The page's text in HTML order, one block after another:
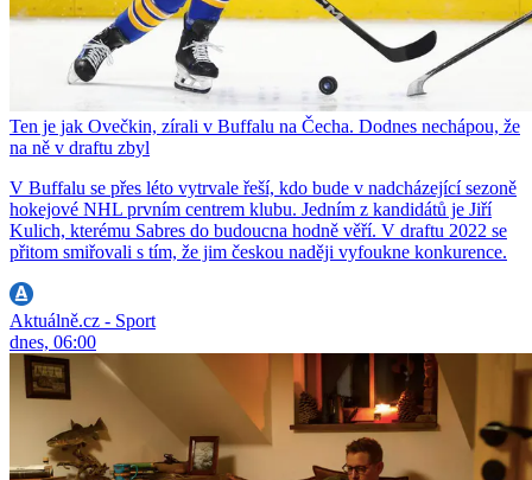
Ten je jak Ovečkin, zírali v Buffalu na Čecha. Dodnes nechápou, že
na ně v draftu zbyl
V Buffalu se přes léto vytrvale řeší, kdo bude v nadcházející sezoně
hokejové NHL prvním centrem klubu. Jedním z kandidátů je Jiří
Kulich, kterému Sabres do budoucna hodně věří. V draftu 2022 se
přitom smiřovali s tím, že jim českou naději vyfoukne konkurence.
Aktuálně.cz - Sport
dnes, 06:00